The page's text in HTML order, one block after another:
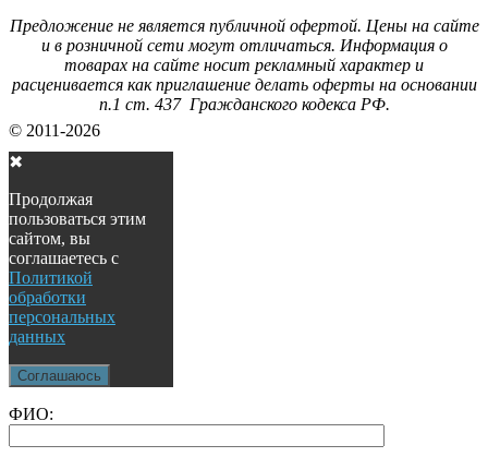
Предложение не является публичной офертой. Цены на сайте
и в розничной сети могут отличаться. Информация о
товарах на сайте носит рекламный характер и
расценивается как приглашение делать оферты на основании
п.1 ст. 437 Гражданского кодекса РФ.
© 2011-2026
✖
Продолжая
пользоваться этим
сайтом, вы
соглашаетесь с
Политикой
обработки
персональных
данных
Соглашаюсь
ФИО: